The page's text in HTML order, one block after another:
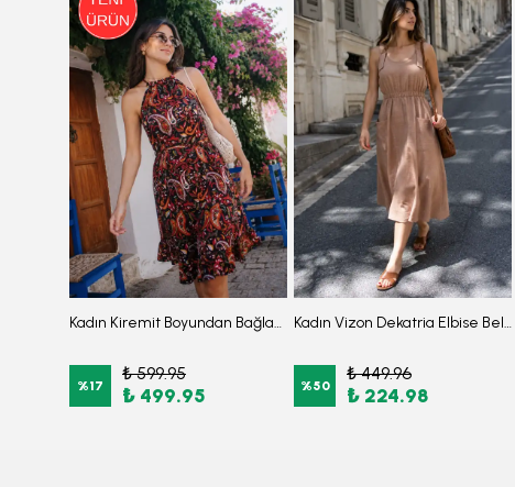
Kadın Kiremit Boyundan Bağlamalı Beli Kuşaklı Eteği Fırfırlı Elbise ARM-26Y001149
%17
₺ 599.95
₺ 499.95
Kadın Vizon Dekatria Elbise Beli Ve Askıları Lastikli Cepli Keten Görünümlğ Midi Boy ARM-24Y001034
%50
₺ 449.96
₺ 224.98